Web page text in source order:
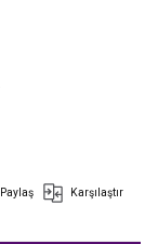
Paylaş Karşılaştır